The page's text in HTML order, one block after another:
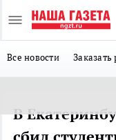
Все новости
В